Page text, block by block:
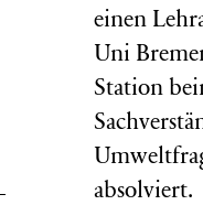
einen
Uni
Station
absolviert.